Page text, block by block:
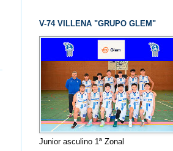
V-74 VILLENA "GRUPO GLEM"
Junior asculino 1ª Zonal